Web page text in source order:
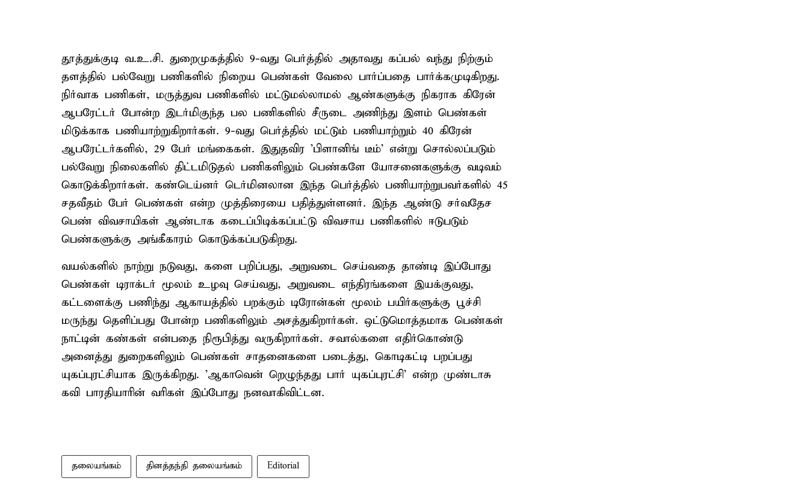
தூத்துக்குடி வ.உ.சி. துறைமுகத்தில் 9-வது பெர்த்தில் அதாவது கப்பல் வந்து நிற்கும்
தளத்தில் பல்வேறு பணிகளில் நிறைய பெண்கள் வேலை பார்ப்பதை பார்க்கமுடிகிறது.
நிர்வாக பணிகள், மருத்துவ பணிகளில் மட்டுமல்லாமல் ஆண்களுக்கு நிகராக கிரேன்
ஆபரேட்டர் போன்ற இடர்மிகுந்த பல பணிகளில் சீருடை அணிந்து இளம் பெண்கள்
மிடுக்காக பணியாற்றுகிறார்கள். 9-வது பெர்த்தில் மட்டும் பணியாற்றும் 40 கிரேன்
ஆபரேட்டர்களில், 29 பேர் மங்கைகள். இதுதவிர 'பிளானிங் டீம்' என்று சொல்லப்படும்
பல்வேறு நிலைகளில் திட்டமிடுதல் பணிகளிலும் பெண்களே யோசனைகளுக்கு வடிவம்
கொடுக்கிறார்கள். கண்டெய்னர் டெர்மினலான இந்த பெர்த்தில் பணியாற்றுபவர்களில் 45
சதவீதம் பேர் பெண்கள் என்ற முத்திரையை பதித்துள்ளனர். இந்த ஆண்டு சர்வதேச
பெண் விவசாயிகள் ஆண்டாக கடைப்பிடிக்கப்பட்டு விவசாய பணிகளில் ஈடுபடும்
பெண்களுக்கு அங்கீகாரம் கொடுக்கப்படுகிறது.
வயல்களில் நாற்று நடுவது, களை பறிப்பது, அறுவடை செய்வதை தாண்டி இப்போது
பெண்கள் டிராக்டர் மூலம் உழவு செய்வது, அறுவடை எந்திரங்களை இயக்குவது,
கட்டளைக்கு பணிந்து ஆகாயத்தில் பறக்கும் டிரோன்கள் மூலம் பயிர்களுக்கு பூச்சி
மருந்து தெளிப்பது போன்ற பணிகளிலும் அசத்துகிறார்கள். ஒட்டுமொத்தமாக பெண்கள்
நாட்டின் கண்கள் என்பதை நிரூபித்து வருகிறார்கள். சவால்களை எதிர்கொண்டு
அனைத்து துறைகளிலும் பெண்கள் சாதனைகளை படைத்து, கொடிகட்டி பறப்பது
யுகப்புரட்சியாக இருக்கிறது. 'ஆகாவென் றெழுந்தது பார் யுகப்புரட்சி' என்ற முண்டாசு
கவி பாரதியாரின் வரிகள் இப்போது நனவாகிவிட்டன.
தலையங்கம் தினத்தந்தி தலையங்கம் Editorial